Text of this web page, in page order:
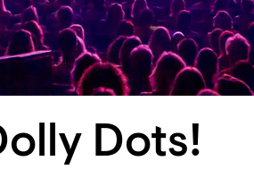
Dots!